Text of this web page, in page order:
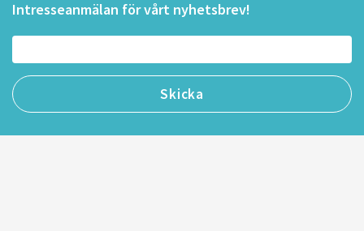
Intresseanmälan för vårt nyhetsbrev!